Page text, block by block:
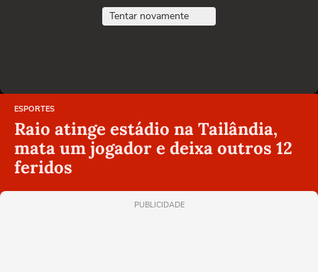
Tentar novamente
ESPORTES
Raio atinge estádio na Tailândia,
mata um jogador e deixa outros 12
feridos
PUBLICIDADE